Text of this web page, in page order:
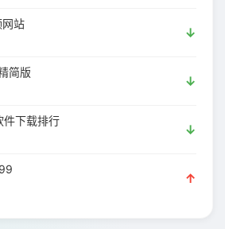
网站
↓
简版
↓
件下载排行
↓
↑